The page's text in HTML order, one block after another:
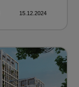
15.12.2024